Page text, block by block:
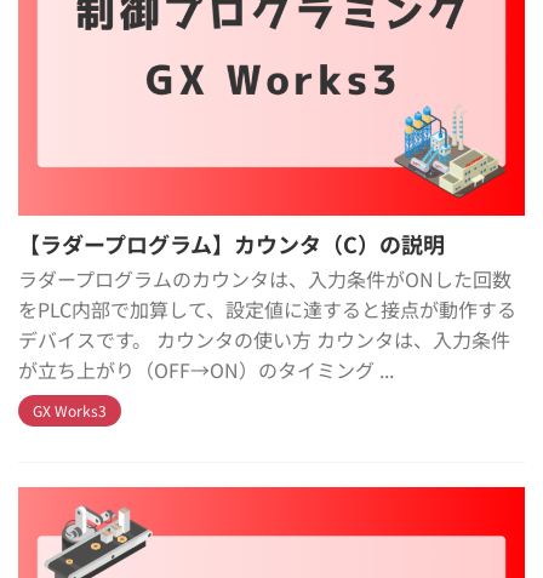
【ラダープログラム】カウンタ（C）の説明
ラダープログラムのカウンタは、入力条件がONした回数
をPLC内部で加算して、設定値に達すると接点が動作する
デバイスです。 カウンタの使い方 カウンタは、入力条件
が立ち上がり（OFF→ON）のタイミング ...
GX Works3